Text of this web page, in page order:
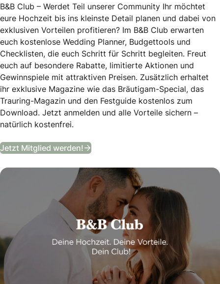
B&B Club – Werdet Teil unserer Community Ihr möchtet
eure Hochzeit bis ins kleinste Detail planen und dabei von
exklusiven Vorteilen profitieren? Im B&B Club erwarten
euch kostenlose Wedding Planner, Budgettools und
Checklisten, die euch Schritt für Schritt begleiten. Freut
euch auf besondere Rabatte, limitierte Aktionen und
Gewinnspiele mit attraktiven Preisen. Zusätzlich erhaltet
ihr exklusive Magazine wie das Bräutigam-Special, das
Trauring-Magazin und den Festguide kostenlos zum
Download. Jetzt anmelden und alle Vorteile sichern –
natürlich kostenfrei.
Jetzt Mitglied werden! B&B Club